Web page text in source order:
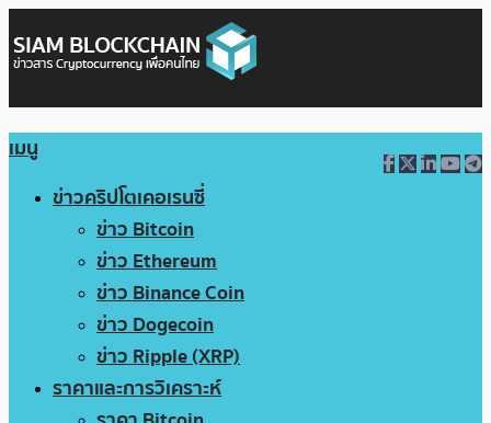
เมนู
ข่าวคริปโตเคอเรนซี่
ข่าว Bitcoin
ข่าว Ethereum
ข่าว Binance Coin
ข่าว Dogecoin
ข่าว Ripple (XRP)
ราคาและการวิเคราะห์